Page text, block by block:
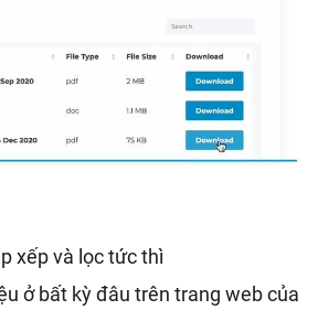
xếp và lọc tức thì
ở bất kỳ đâu trên trang web của